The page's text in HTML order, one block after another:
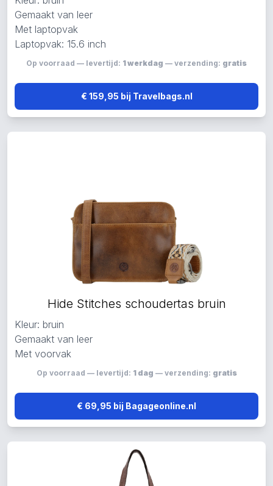
Gemaakt van leer
Met laptopvak
Laptopvak: 15.6 inch
Op voorraad — levertijd: 1 werkdag — verzending: gratis
€ 159,95 bij Travelbags.nl
Hide Stitches schoudertas bruin
Kleur: bruin
Gemaakt van leer
Met voorvak
Op voorraad — levertijd: 1 dag — verzending: gratis
€ 69,95 bij Bagageonline.nl